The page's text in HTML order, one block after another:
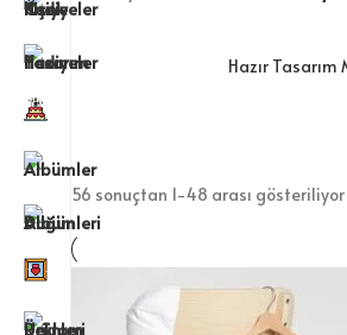
Hazır
56 sonuçtan 1-48 arası gösteriliyor